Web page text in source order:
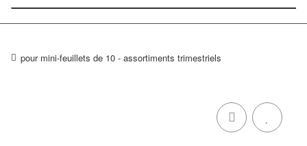
pour mini-feuillets de 10 - assortiments trimestriels